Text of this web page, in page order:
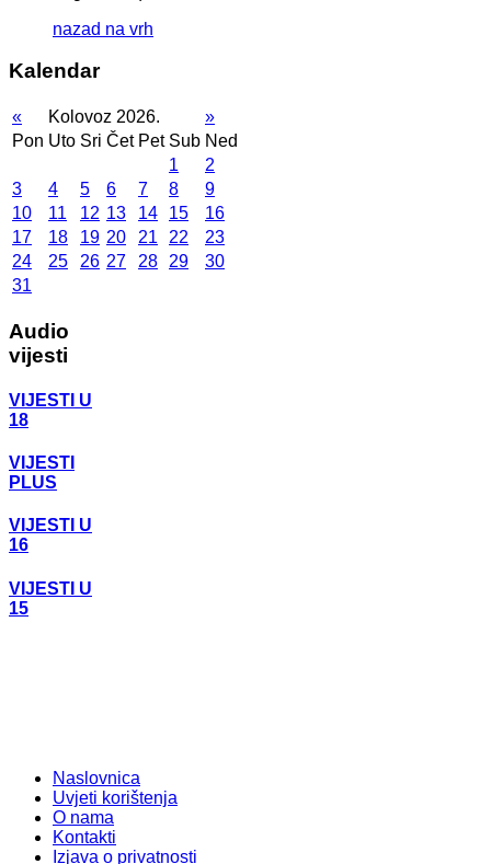
nazad na vrh
Kalendar
« Kolovoz 2026.
»
Pon Uto Sri Čet Pet Sub Ned
1
2
3
4 5 6 7 8
9
10
11 12 13 14 15
16
17
18 19 20 21 22
23
24
25 26 27 28 29
30
31
Audio
vijesti
VIJESTI U
18
VIJESTI
PLUS
VIJESTI U
16
VIJESTI U
15
Naslovnica
Uvjeti korištenja
O nama
Kontakti
Izjava o privatnosti